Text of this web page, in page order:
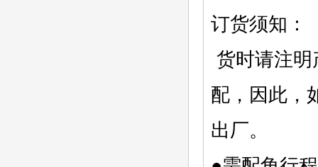
订货须知：
货时请注
配，因此，